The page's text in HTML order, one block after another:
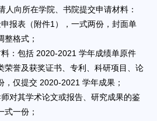
向所在学院、书院提交申请材料：
表（附件1），一式两份，封面单
格式；
包括 2020-2021 学年成绩单原件
荣誉及获奖证书、专利、科研项目、论
仅提交 2020-2021 学年成果；
其学术论文或报告、研究成果的鉴
式一份；